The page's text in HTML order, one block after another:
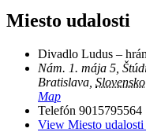
Miesto udalosti
Divadlo Ludus –
Nám. 1. mája 5,
Bratislava Slovensko
Map
Telefón 9015795564
View Miesto udalosti